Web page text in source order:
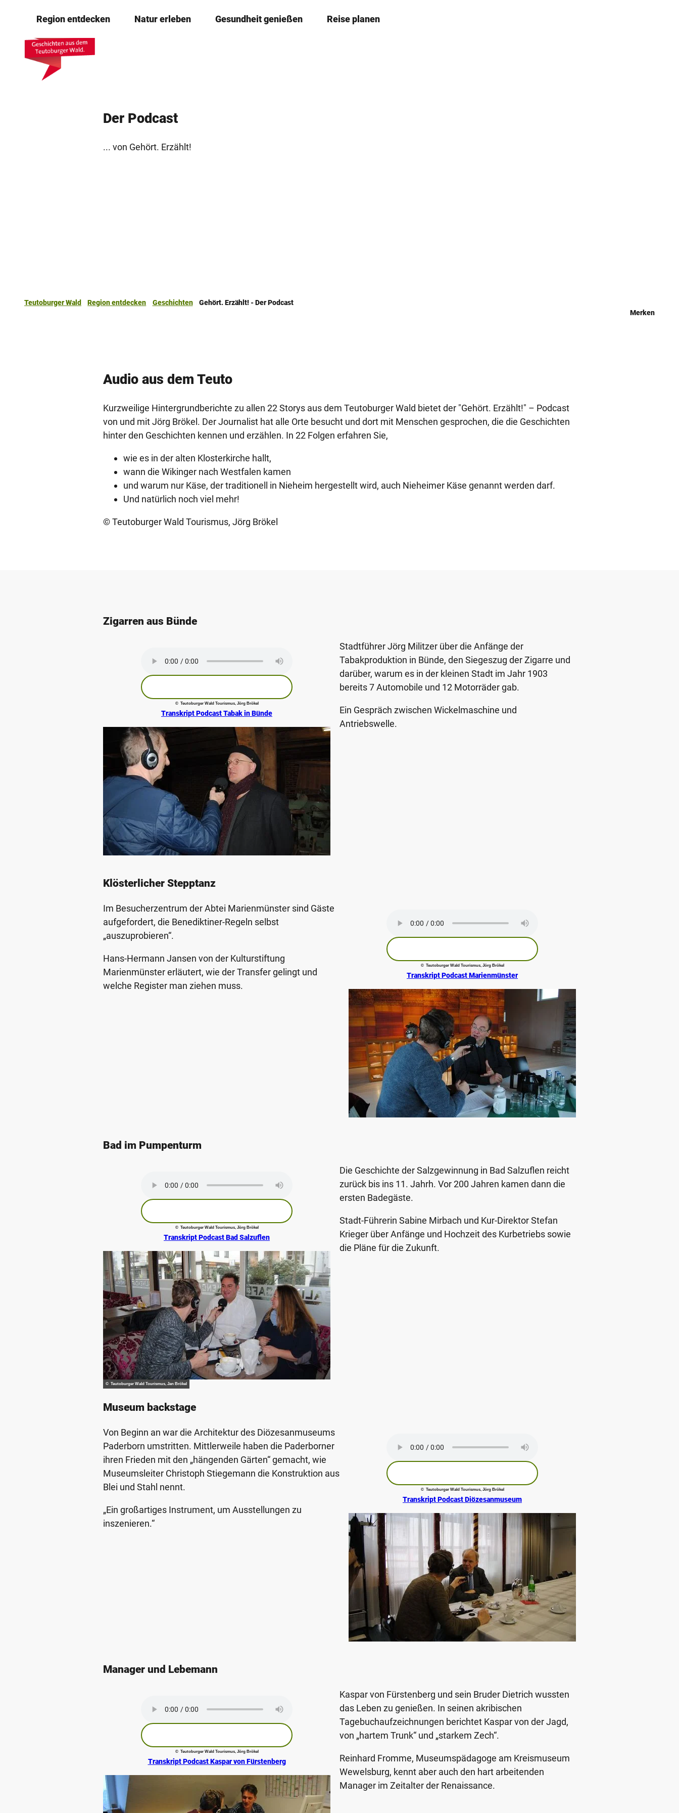
Region entdecken Natur erleben Gesundheit genießen Reise planen
Der Podcast
... von Gehört. Erzählt!
Teutoburger Wald Region entdecken Geschichten
Gehört. Erzählt! - Der Podcast
Merken
Audio aus dem Teuto
Kurzweilige Hintergrundberichte zu allen 22 Storys aus dem Teutoburger Wald bietet der "Gehört. Erzählt!" – Podcast
von und mit Jörg Brökel. Der Journalist hat alle Orte besucht und dort mit Menschen gesprochen, die die Geschichten
hinter den Geschichten kennen und erzählen. In 22 Folgen erfahren Sie,
wie es in der alten Klosterkirche hallt,
wann die Wikinger nach Westfalen kamen
und warum nur Käse, der traditionell in Nieheim hergestellt wird, auch Nieheimer Käse genannt werden darf.
Und natürlich noch viel mehr!
© Teutoburger Wald Tourismus, Jörg Brökel
Zigarren aus Bünde
© Teutoburger Wald Tourismus, Jörg Brökel
Transkript Podcast Tabak in Bünde
Podcastaufnahme in Bünde
Stadtführer Jörg Militzer über die Anfänge der
Tabakproduktion in Bünde, den Siegeszug der Zigarre und
darüber, warum es in der kleinen Stadt im Jahr 1903
bereits 7 Automobile und 12 Motorräder gab.
Ein Gespräch zwischen Wickelmaschine und
Antriebswelle.
Klösterlicher Stepptanz
© Teutoburger Wald Tourismus, Jörg Brökel
Transkript Podcast Marienmünster
Podcastaufnahme zum Thema Klöster in Höxter
Im Besucherzentrum der Abtei Marienmünster sind Gäste
aufgefordert, die Benediktiner-Regeln selbst
„auszuprobieren“.
Hans-Hermann Jansen von der Kulturstiftung
Marienmünster erläutert, wie der Transfer gelingt und
welche Register man ziehen muss.
Bad im Pumpenturm
© Teutoburger Wald Tourismus, Jörg Brökel
Transkript Podcast Bad Salzuflen
© Teutoburger Wald Tourismus, Jan Brökel
Die Geschichte der Salzgewinnung in Bad Salzuflen reicht
zurück bis ins 11. Jahrh. Vor 200 Jahren kamen dann die
ersten Badegäste.
Stadt-Führerin Sabine Mirbach und Kur-Direktor Stefan
Krieger über Anfänge und Hochzeit des Kurbetriebs sowie
die Pläne für die Zukunft.
Museum backstage
© Teutoburger Wald Tourismus, Jörg Brökel
Transkript Podcast Diözesanmuseum
Interview zum Podcast über Diözesanmuseum
Von Beginn an war die Architektur des Diözesanmuseums
Paderborn umstritten. Mittlerweile haben die Paderborner
ihren Frieden mit den „hängenden Gärten“ gemacht, wie
Museumsleiter Christoph Stiegemann die Konstruktion aus
Blei und Stahl nennt.
„Ein großartiges Instrument, um Ausstellungen zu
inszenieren.“
Manager und Lebemann
© Teutoburger Wald Tourismus, Jörg Brökel
Transkript Podcast Kaspar von Fürstenberg
Kaspar von Fürstenberg und sein Bruder Dietrich wussten
das Leben zu genießen. In seinen akribischen
Tagebuchaufzeichnungen berichtet Kaspar von der Jagd,
von „hartem Trunk“ und „starkem Zech“.
Reinhard Fromme, Museumspädagoge am Kreismuseum
Wewelsburg, kennt aber auch den hart arbeitenden
Manager im Zeitalter der Renaissance.